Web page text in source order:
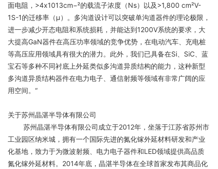
面电阻，>4x1013cm−²的载流子浓度（Ns）以及>1,800 cm²V-
1S-1的迁移率（µ）。多沟道设计可以突破单沟道器件的理论极限，
进一步减少开态电阻和系统损耗，并能达到1200V系统的要求，大
大提高GaN器件在高压功率领域的竞争优势，在电动汽车、充电桩
等高压应用领域具有很大的潜力。此外，我们已具备在Si、SiC、蓝
宝石等多种不同衬底上外延类似多沟道异质结构的能力，这种新型
多沟道异质结构器件在电力电子、通信射频等领域有非常广阔的应
用空间。“
关于苏州晶湛半导体有限公司
苏州晶湛半导体有限公司成立于2012年，坐落于江苏省苏州市
工业园区纳米城，拥有一个国际先进的氮化镓外延材料研发和产业
化基地，致力于为微波射频、电力电子器件和LED领域提供高品质
氮化镓外延材料。2014年底，晶湛半导体在全球首家发布其商品化